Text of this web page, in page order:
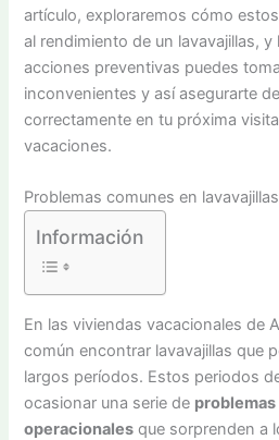
artículo, exploraremos cómo
al rendimiento de un lavavajillas,
acciones preventivas puedes
inconvenientes y así asegurarte
correctamente en tu próxima
vacaciones.
Problemas comunes en
Información
En las viviendas vacacionales de
común encontrar lavavajillas que
largos períodos. Estos periodos
ocasionar una serie de
operacionales que sorprenden a